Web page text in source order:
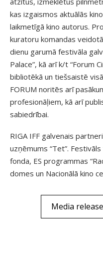
kas izgaismos aktuālās
laikmetīgā kino autorus.
kuratoru komandas
dienu garumā festivāla
Palace”, kā arī k/t “Forum
bibliotēkā un tiešsaistē
FORUM noritēs arī
profesionāļiem, kā arī
sabiedrībai.
RIGA IFF galvenais
uzņēmums “Tet”.
fonda, ES programmas
domes un Nacionālā kino
Media